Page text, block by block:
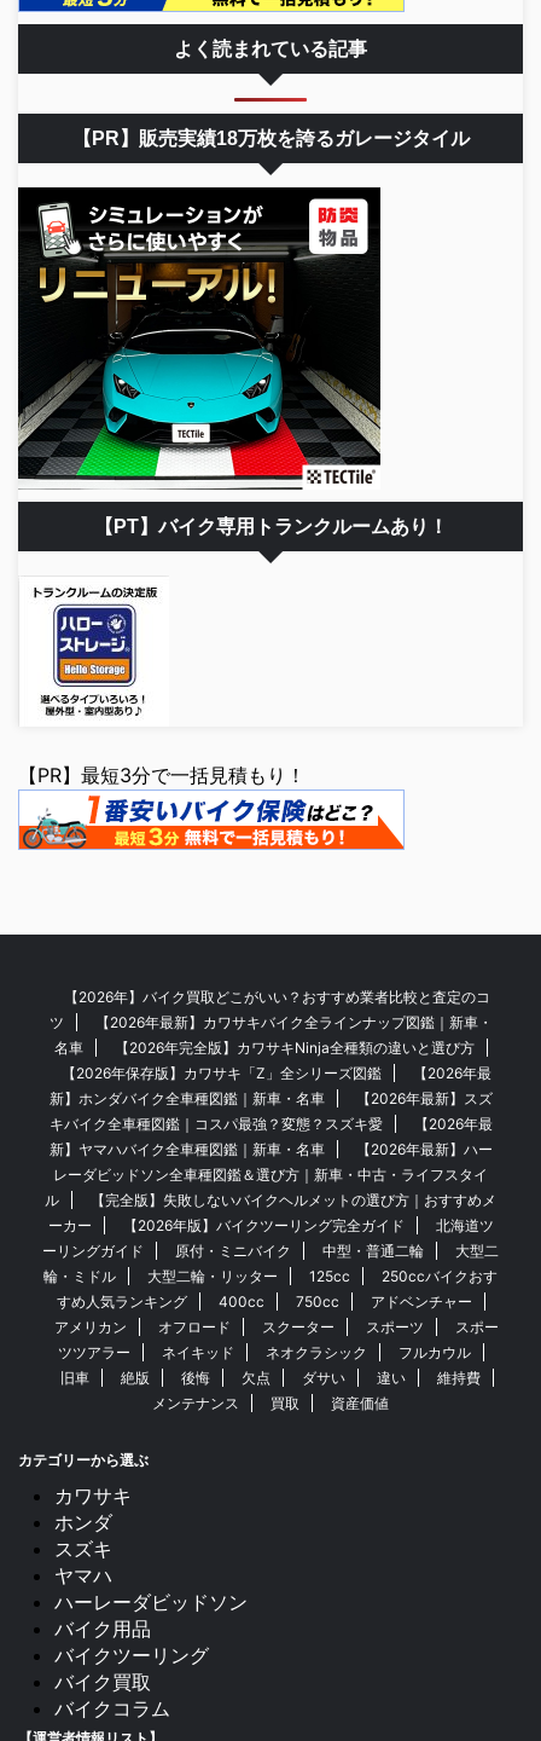
よく読まれている記事
【PR】販売実績18万枚を誇るガレージタイル
【PT】バイク専用トランクルームあり！
【PR】最短3分で一括見積もり！
【2026年】バイク買取どこがいい？おすすめ業者比較と査定のコ
ツ
【2026年最新】カワサキバイク全ラインナップ図鑑｜新車・
名車
【2026年完全版】カワサキNinja全種類の違いと選び方
【2026年保存版】カワサキ「Z」全シリーズ図鑑
【2026年最
新】ホンダバイク全車種図鑑｜新車・名車
【2026年最新】スズ
キバイク全車種図鑑｜コスパ最強？変態？スズキ愛
【2026年最
新】ヤマハバイク全車種図鑑｜新車・名車
【2026年最新】ハー
レーダビッドソン全車種図鑑＆選び方｜新車・中古・ライフスタイ
ル
【完全版】失敗しないバイクヘルメットの選び方｜おすすめメ
ーカー
【2026年版】バイクツーリング完全ガイド
北海道ツ
ーリングガイド
原付・ミニバイク 中型・普通二輪
大型二
輪・ミドル
大型二輪・リッター 125cc
250ccバイクおす
すめ人気ランキング
400cc 750cc
アドベンチャー
アメリカン
オフロード スクーター スポーツ
スポー
ツツアラー
ネイキッド ネオクラシック
フルカウル
旧車
絶版 後悔 欠点 ダサい 違い
維持費
メンテナンス
買取 資産価値
カテゴリーから選ぶ
カワサキ
ホンダ
スズキ
ヤマハ
ハーレーダビッドソン
バイク用品
バイクツーリング
バイク買取
バイクコラム